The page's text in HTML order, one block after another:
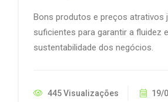
Bons produtos e preços atrativos
suficientes para garantir a fluidez
sustentabilidade dos negócios.
445 Visualizações 19/